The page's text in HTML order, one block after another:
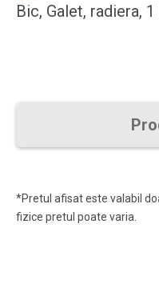
Bic, Galet, radiera, 1
*Pretul afisat este valabil
fizice pretul poate varia.